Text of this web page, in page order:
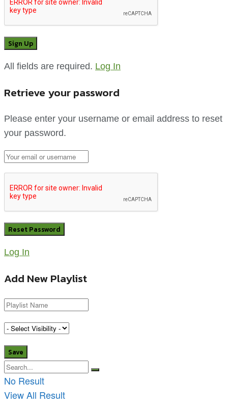
All fields are required. Log In
Retrieve your password
Please enter your username or email address to reset
your password.
Log In
Add New Playlist
No Result
View All Result